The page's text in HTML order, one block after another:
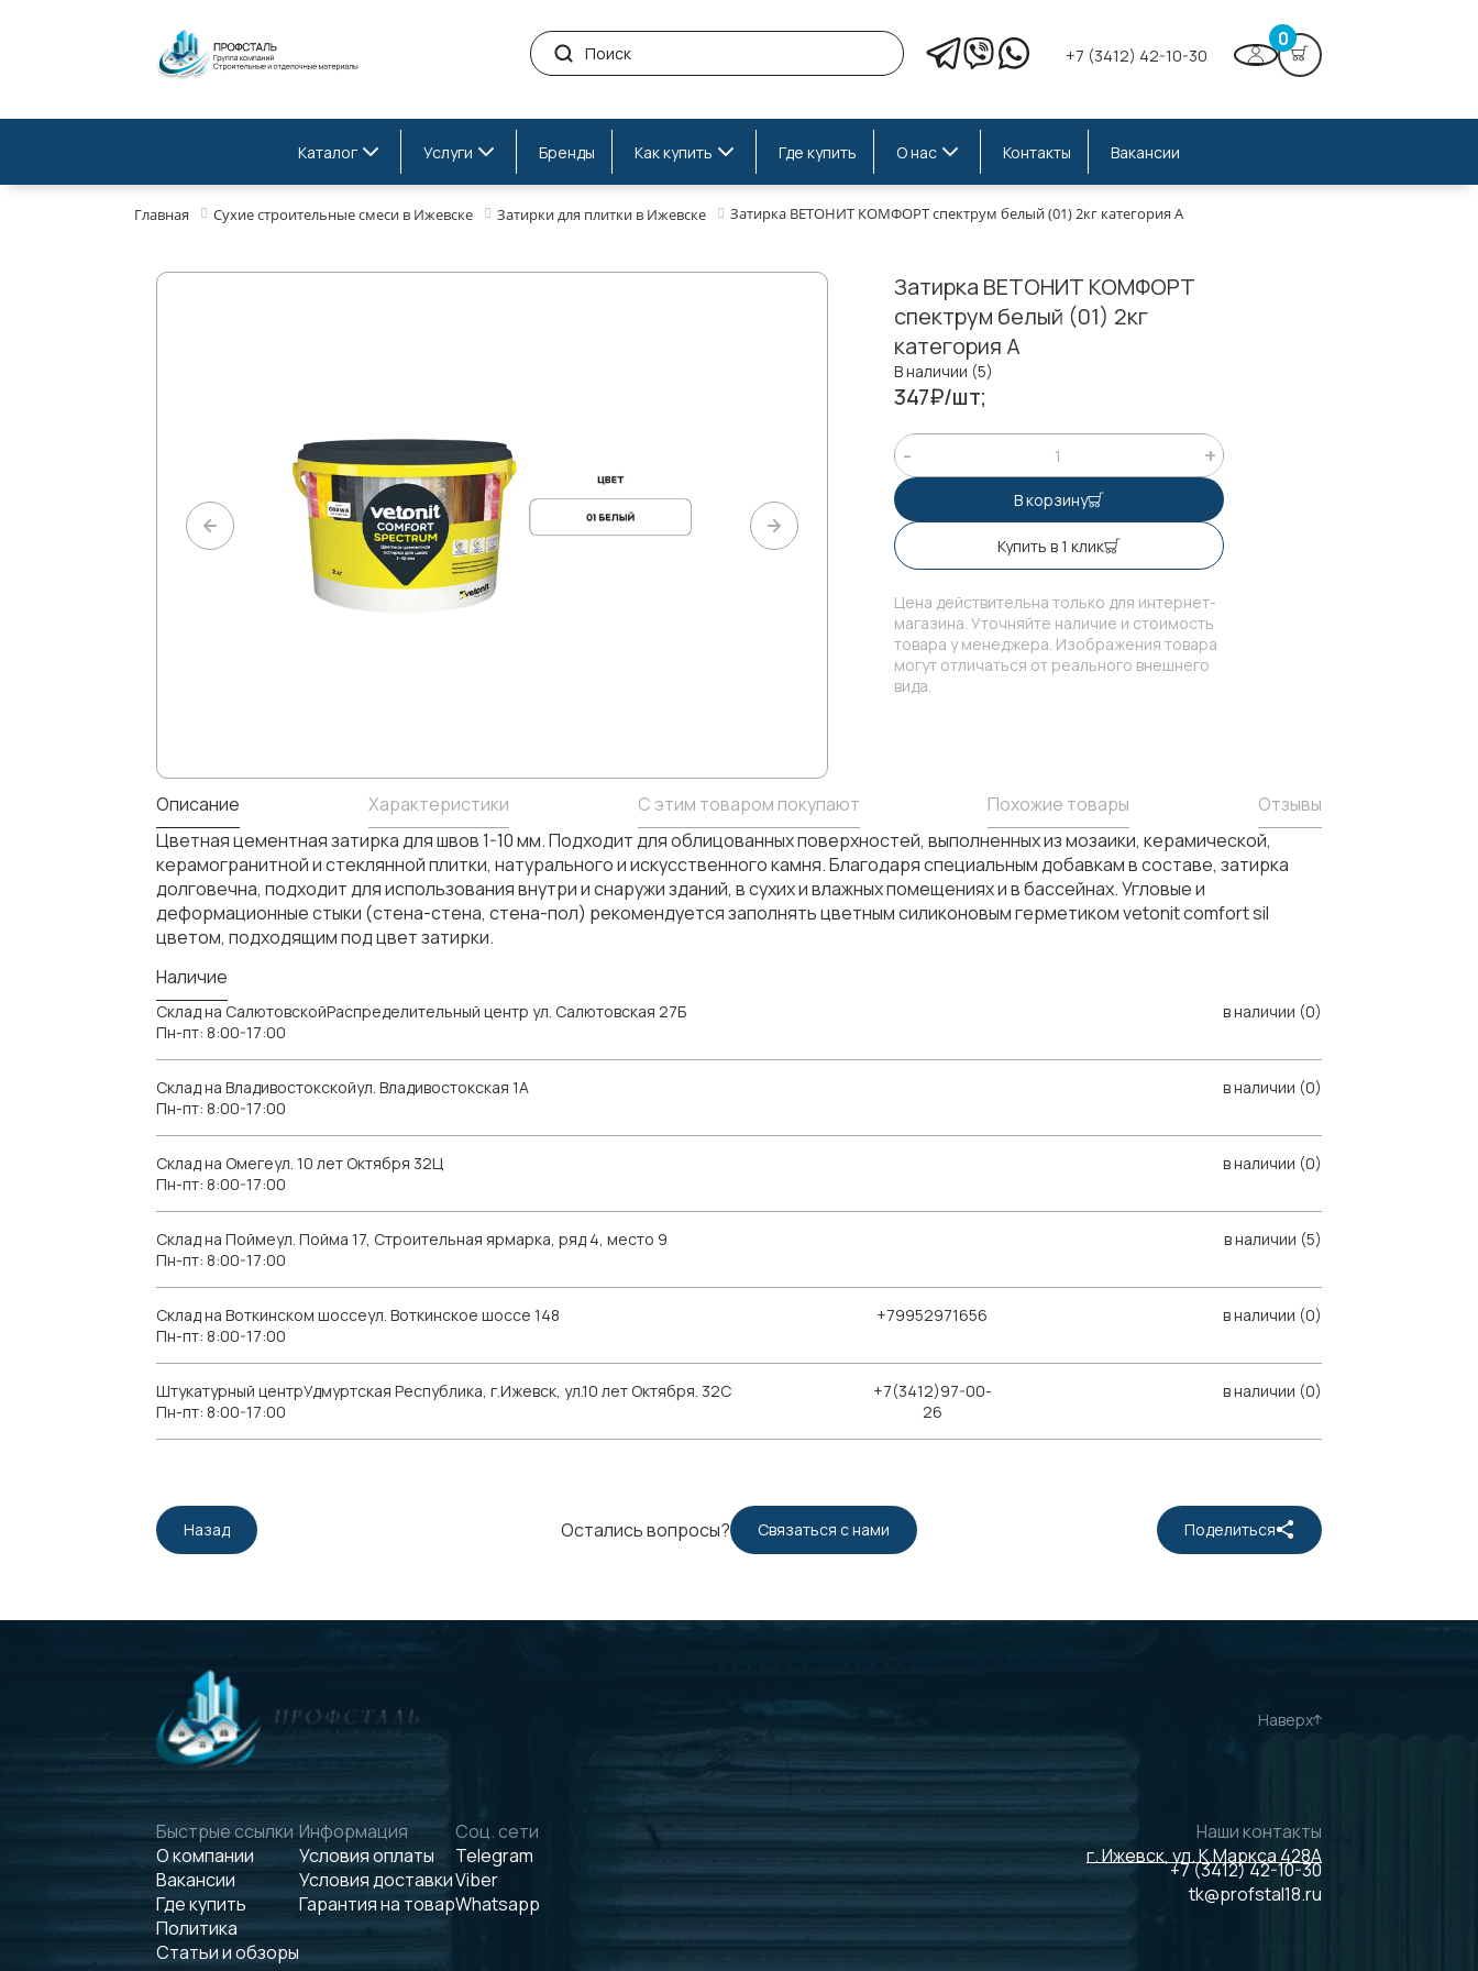
+7 (3412) 42-10-30
0
Каталог Услуги Бренды Как купить Где купить О нас Контакты Вакансии
Главная Сухие строительные смеси в Ижевске Затирки для плитки в Ижевске Затирка ВЕТОНИТ КОМФОРТ спектрум белый (01) 2кг категория А
Затирка ВЕТОНИТ КОМФОРТ
спектрум белый (01) 2кг
категория А
В наличии (5)
347₽/шт;
В корзину
Купить в 1 клик
Цена действительна только для интернет-
магазина. Уточняйте наличие и стоимость
товара у менеджера. Изображения товара
могут отличаться от реального внешнего
вида.
Описание Характеристики С этим товаром покупают Похожие товары
Отзывы
Цветная цементная затирка для швов 1-10 мм. Подходит для облицованных поверхностей, выполненных из мозаики, керамической,
керамогранитной и стеклянной плитки, натурального и искусственного камня. Благодаря специальным добавкам в составе, затирка
долговечна, подходит для использования внутри и снаружи зданий, в сухих и влажных помещениях и в бассейнах. Угловые и
деформационные стыки (стена-стена, стена-пол) рекомендуется заполнять цветным силиконовым герметиком vetonit comfort sil
цветом, подходящим под цвет затирки.
Наличие
Склад на СалютовскойРаспределительный центр ул. Салютовская 27Б
Пн-пт: 8:00-17:00
в наличии (0)
Склад на Владивостокскойул. Владивостокская 1А
Пн-пт: 8:00-17:00
в наличии (0)
Склад на Омегеул. 10 лет Октября 32Ц
Пн-пт: 8:00-17:00
в наличии (0)
Склад на Поймеул. Пойма 17, Строительная ярмарка, ряд 4, место 9
Пн-пт: 8:00-17:00
в наличии (5)
Склад на Воткинском шоссеул. Воткинское шоссе 148
Пн-пт: 8:00-17:00
+79952971656 в наличии (0)
Штукатурный центрУдмуртская Республика, г.Ижевск, ул.10 лет Октября. 32С
Пн-пт: 8:00-17:00
+7(3412)97-00-
26
в наличии (0)
Остались вопросы? Связаться с нами
Назад Поделиться
Наверх
Быстрые ссылки
О компании
Вакансии
Где купить
Политика
Статьи и обзоры
Информация
Условия оплаты
Условия доставки
Гарантия на товар
Соц. сети
Telegram
Viber
Whatsapp
Наши контакты
г. Ижевск, ул. К.Маркса 428А
+7 (3412) 42-10-30
tk@profstal18.ru